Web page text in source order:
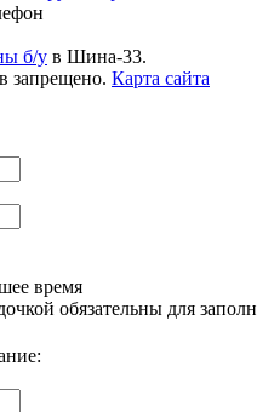
б/у в Шина-33.
запрещено. Карта сайта
время
обязательны для